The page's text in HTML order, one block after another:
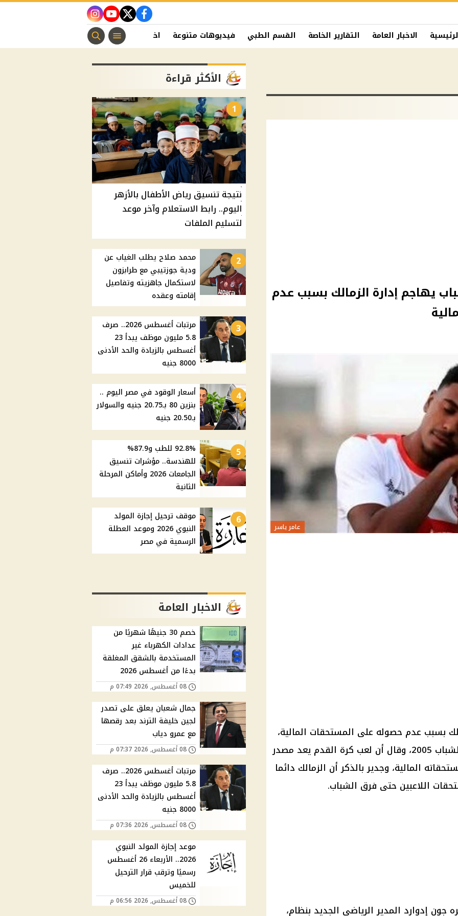
facebook
twitter
youtube
instagram
الاخبار العامة التقارير الخاصة القسم الطبي فيديوهات متنوعة اخبار الفن منوعات مسيحية
يهاجم إدارة الزمالك بسبب عدم
عامر ياسر
بسبب عدم حصوله على المستحقات المالية،
ويذكر أن اللاعب يلعب في فريق الشباب 2005، وقال أن لعب كرة القدم يعد مصدر
المالية، وجدير بالذكر أن الزمالك دائما
اللاعبين حتى فرق الشباب.
جون إدوارد المدير الرياضي الجديد بنظام،
الأكثر قراءة
1
نتيجة تنسيق رياض الأطفال بالأزهر
اليوم.. رابط الاستعلام وآخر موعد
لتسليم الملفات
2
محمد صلاح يطلب الغياب عن
ودية جوزتيبي مع طرابزون
لاستكمال جاهزيته وتفاصيل
إقامته وعقده
3
مرتبات أغسطس 2026.. صرف
5.8 مليون موظف يبدأ 23
أغسطس بالزيادة والحد الأدنى
8000 جنيه
4
أسعار الوقود في مصر اليوم ..
بنزين 80 بـ20.75 جنيه والسولار
بـ20.50 جنيه
5
92.8% للطب و87.9%
للهندسة.. مؤشرات تنسيق
الجامعات 2026 وأماكن المرحلة
الثانية
6
موقف ترحيل إجازة المولد
النبوي 2026 وموعد العطلة
الرسمية في مصر
الاخبار العامة
خصم 30 جنيهًا شهريًا من
عدادات الكهرباء غير
المستخدمة بالشقق المغلقة
بدءًا من أغسطس 2026
08 أغسطس, 2026 07:49 م
جمال شعبان يعلق على تصدر
لجين خليفة الترند بعد رقصها
مع عمرو دياب
08 أغسطس, 2026 07:37 م
مرتبات أغسطس 2026.. صرف
5.8 مليون موظف يبدأ 23
أغسطس بالزيادة والحد الأدنى
8000 جنيه
08 أغسطس, 2026 07:36 م
موعد إجازة المولد النبوي
2026.. الأربعاء 26 أغسطس
رسميًا وترقب قرار الترحيل
للخميس
08 أغسطس, 2026 06:56 م